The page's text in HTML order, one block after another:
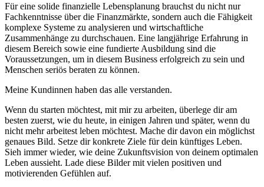
Für eine solide finanzielle Lebensplanung brauchst du nicht nur
Fachkenntnisse über die Finanzmärkte, sondern auch die Fähigkeit
komplexe Systeme zu analysieren und wirtschaftliche
Zusammenhänge zu durchschauen. Eine langjährige Erfahrung in
diesem Bereich sowie eine fundierte Ausbildung sind die
Voraussetzungen, um in diesem Business erfolgreich zu sein und
Menschen seriös beraten zu können.
Meine Kundinnen haben das alle verstanden.
Wenn du starten möchtest, mit mir zu arbeiten, überlege dir am
besten zuerst, wie du heute, in einigen Jahren und später, wenn du
nicht mehr arbeitest leben möchtest. Mache dir davon ein möglichst
genaues Bild. Setze dir konkrete Ziele für dein künftiges Leben.
Sieh immer wieder, wie deine Zukunftsvision von deinem optimalen
Leben aussieht. Lade diese Bilder mit vielen positiven und
motivierenden Gefühlen auf.